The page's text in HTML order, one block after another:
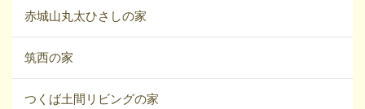
赤城山丸太ひさしの家
筑西の家
つくば土間リビングの家